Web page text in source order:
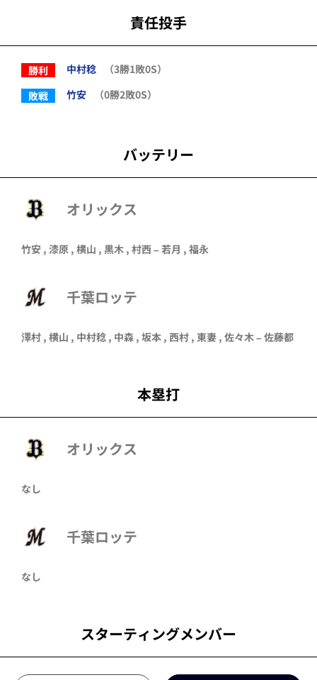
責任投手
勝利 中村稔
（3勝1敗0S）
敗戦
竹安 （0勝2敗0S）
バッテリー
オリックス
竹安 , 漆原 , 横山 , 黒木 , 村西–若月 , 福永
千葉ロッテ
澤村 , 横山 , 中村稔 , 中森 , 坂本 , 西村 , 東妻 , 佐々木–佐藤都
本塁打
オリックス
なし
千葉ロッテ
なし
スターティングメンバー